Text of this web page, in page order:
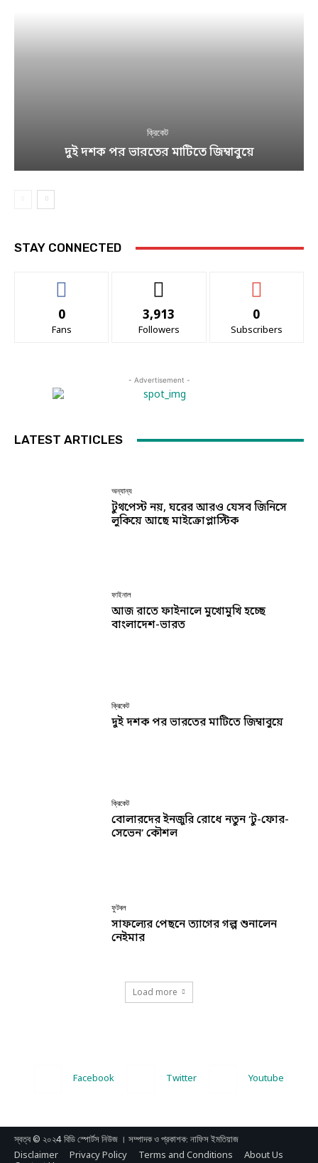
ক্রিকেট
দুই দশক পর ভারতের মাটিতে জিম্বাবুয়ে
STAY CONNECTED
0
Fans
3,913
Followers
0
Subscribers
- Advertisement -
LATEST ARTICLES
অন্যান্য
টুথপেস্ট নয়, ঘরের আরও যেসব জিনিসে
লুকিয়ে আছে মাইক্রোপ্লাস্টিক
ফাইনাল
আজ রাতে ফাইনালে মুখোমুখি হচ্ছে
বাংলাদেশ-ভারত
ক্রিকেট
দুই দশক পর ভারতের মাটিতে জিম্বাবুয়ে
ক্রিকেট
বোলারদের ইনজুরি রোধে নতুন ‘টু-ফোর-
সেভেন’ কৌশল
ফুটবল
সাফল্যের পেছনে ত্যাগের গল্প শুনালেন
নেইমার
Load more
Facebook Twitter Youtube
স্বত্ব © ২০২4 বিডি স্পোর্টস নিউজ । সম্পাদক ও প্রকাশক: নাফিস ইমতিয়াজ
Disclaimer Privacy Policy Terms and Conditions
About Us